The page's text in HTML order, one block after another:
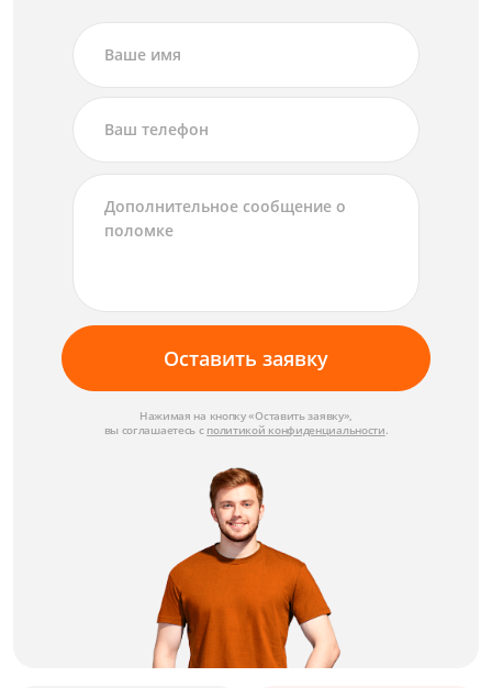
Оставить заявку
Нажимая на кнопку «Оставить заявку»,
вы соглашаетесь с политикой конфиденциальности.